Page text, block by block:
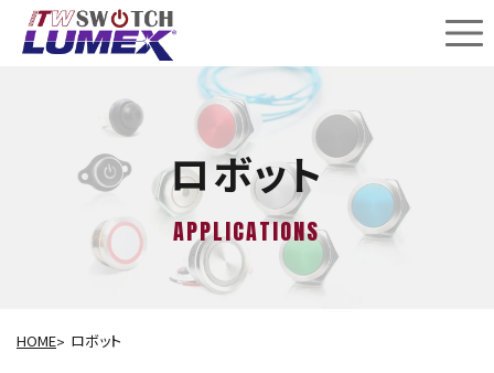
ロボット
APPLICATIONS
HOME ロボット